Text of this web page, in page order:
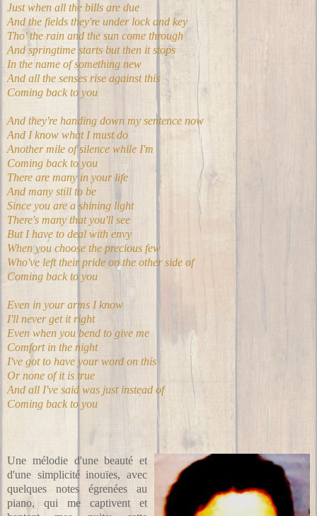
Just when all the bills are due
And the fields they're under lock and key
Tho' the rain and the sun come through
And springtime starts but then it stops
In the name of something new
And all the senses rise against this
Coming back to you
And they're handing down my sentence now
And I know what I must do
Another mile of silence while I'm
Coming back to you
There are many in your life
And many still to be
Since you are a shining light
There's many that you'll see
But I have to deal with envy
When you choose the precious few
Who've left their pride on the other side of
Coming back to you
Even in your arms I know
I'll never get it right
Even when you bend to give me
Comfort in the night
I've got to have your word on this
Or none of it is true
And all I've said was just instead of
Coming back to you
Une mélodie d'une beauté et
d'une simplicité inouïes, avec
quelques notes égrenées au
piano, qui me captivent et